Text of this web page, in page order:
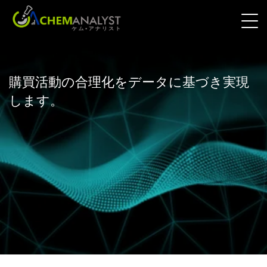
購買活動の合理化をデータに基づき実現
します。